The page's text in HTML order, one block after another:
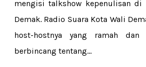
mengisi talkshow kepenulisan di
Demak. Radio Suara Kota Wali
host-hostnya yang ramah
berbincang tentang...